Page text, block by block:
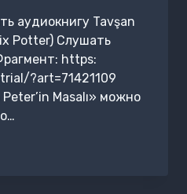
аудиокнигу Tavşan
Potter) Слушать
https:
?art=71421109
Masalı» можно